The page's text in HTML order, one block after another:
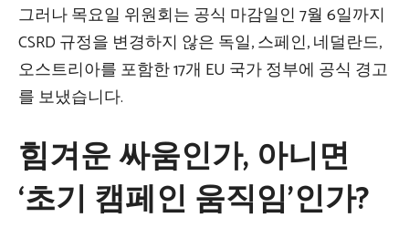
그러나 목요일 위원회는 공식 마감일인 7월 6일까지
CSRD 규정을 변경하지 않은 독일, 스페인, 네덜란드,
오스트리아를 포함한 17개 EU 국가 정부에 공식 경고
를 보냈습니다.
힘겨운 싸움인가, 아니면
‘초기 캠페인 움직임’인가?